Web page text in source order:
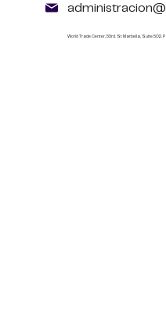
World Trade Center, 53rd. St Marbella, Suite 502.